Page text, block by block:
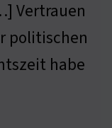
Vertrauen
politischen
habe